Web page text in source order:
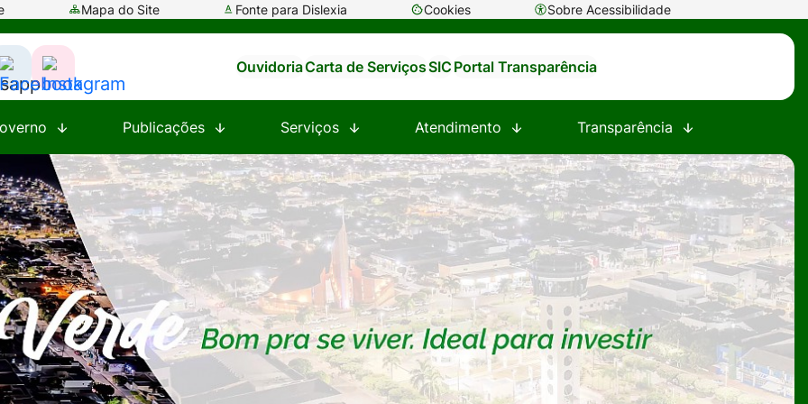
Mapa do Site Fonte para Dislexia Cookies
Abrir
de
cookies
Sobre Acessibilidade
Acessar
a
Rede
Social
Facebook
Acessar
a
Rede
Social
Instagram
OuvidoriaCarta de ServiçosSIC Portal Transparência
Publicações Serviços Atendimento Transparência